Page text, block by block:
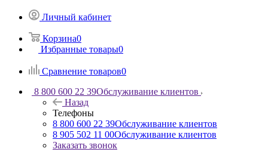
Личный кабинет
Корзина0
Избранные товары0
Сравнение товаров0
8 800 600 22 39Обслуживание клиентов
Назад
Телефоны
8 800 600 22 39Обслуживание клиентов
8 905 502 11 00Обслуживание клиентов
Заказать звонок